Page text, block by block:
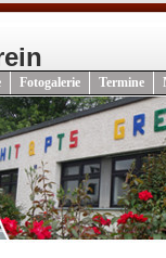
Fotogalerie Termine